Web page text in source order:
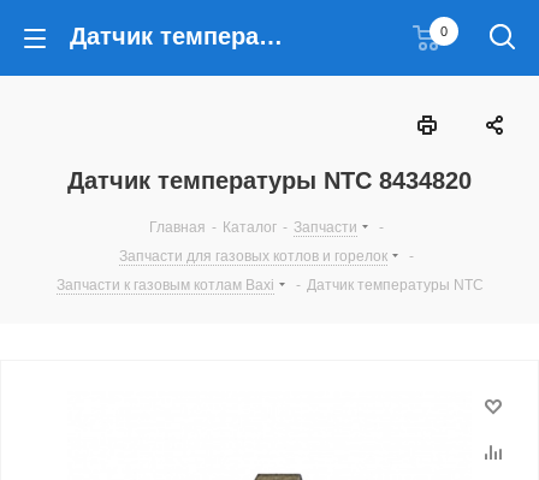
Датчик температуры NTC 8434820 0
Датчик температуры NTC 8434820
Главная - Каталог - Запчасти
-
Запчасти для газовых котлов и горелок
-
Запчасти к газовым котлам Baxi
- Датчик температуры NTC